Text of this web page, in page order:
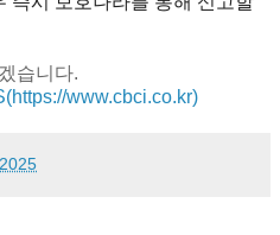
습니다.
www.cbci.co.kr)